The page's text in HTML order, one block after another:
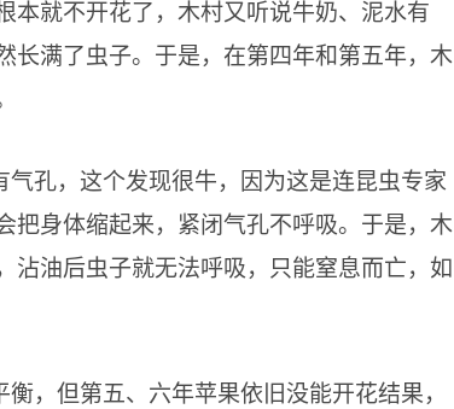
本就不开花了，木村又听说牛奶、泥水有
长满了虫子。于是，在第四年和第五年，木
孔，这个发现很牛，因为这是连昆虫专家
把身体缩起来，紧闭气孔不呼吸。于是，木
沾油后虫子就无法呼吸，只能窒息而亡，如
，但第五、六年苹果依旧没能开花结果，